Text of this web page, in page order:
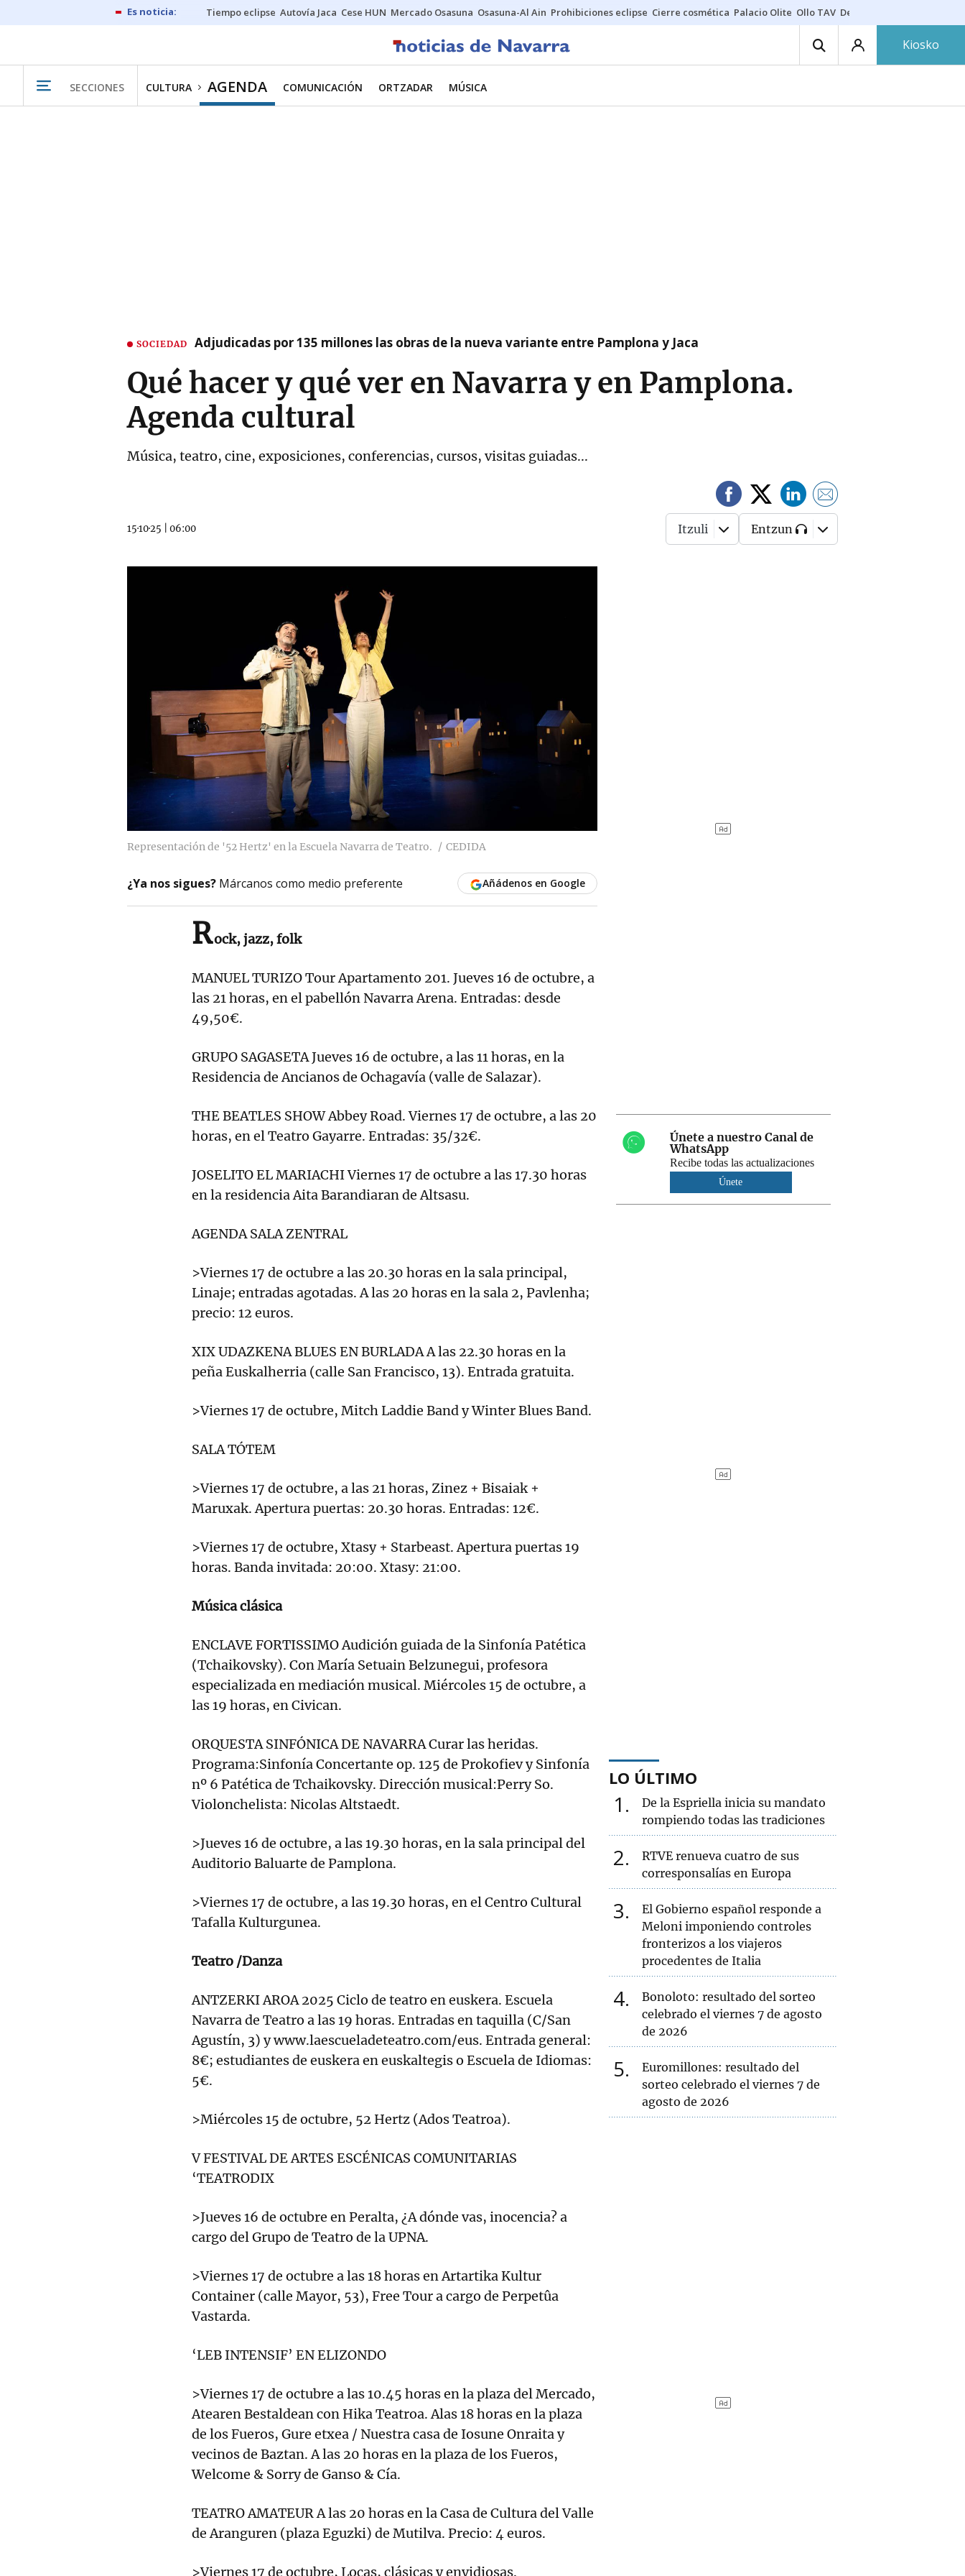
Tiempo eclipse Autovía Jaca Cese HUN Mercado Osasuna Osasuna-Al Ain Prohibiciones eclipse Cierre cosmética Palacio Olite Ollo TAV Derrama vecinos
Kiosko
SECCIONES CULTURA AGENDA COMUNICACIÓN ORTZADAR MÚSICA
SOCIEDAD Adjudicadas por 135 millones las obras de la nueva variante entre Pamplona y Jaca
Qué hacer y qué ver en Navarra y en Pamplona.
Agenda cultural
Música, teatro, cine, exposiciones, conferencias, cursos, visitas guiadas...
15·10·25 06:00 Itzuli Entzun
Representación de '52 Hertz' en la Escuela Navarra de Teatro. CEDIDA
¿Ya nos sigues? Márcanos como medio preferente Añádenos en Google
Rock, jazz, folk
MANUEL TURIZO Tour Apartamento 201. Jueves 16 de octubre, a
las 21 horas, en el pabellón Navarra Arena. Entradas: desde
49,50€.
GRUPO SAGASETA Jueves 16 de octubre, a las 11 horas, en la
Residencia de Ancianos de Ochagavía (valle de Salazar).
THE BEATLES SHOW Abbey Road. Viernes 17 de octubre, a las 20
horas, en el Teatro Gayarre. Entradas: 35/32€.
JOSELITO EL MARIACHI Viernes 17 de octubre a las 17.30 horas
en la residencia Aita Barandiaran de Altsasu.
AGENDA SALA ZENTRAL
>Viernes 17 de octubre a las 20.30 horas en la sala principal,
Linaje; entradas agotadas. A las 20 horas en la sala 2, Pavlenha;
precio: 12 euros.
XIX UDAZKENA BLUES EN BURLADA A las 22.30 horas en la
peña Euskalherria (calle San Francisco, 13). Entrada gratuita.
>Viernes 17 de octubre, Mitch Laddie Band y Winter Blues Band.
SALA TÓTEM
>Viernes 17 de octubre, a las 21 horas, Zinez + Bisaiak +
Maruxak. Apertura puertas: 20.30 horas. Entradas: 12€.
>Viernes 17 de octubre, Xtasy + Starbeast. Apertura puertas 19
horas. Banda invitada: 20:00. Xtasy: 21:00.
Música clásica
ENCLAVE FORTISSIMO Audición guiada de la Sinfonía Patética
(Tchaikovsky). Con María Setuain Belzunegui, profesora
especializada en mediación musical. Miércoles 15 de octubre, a
las 19 horas, en Civican.
ORQUESTA SINFÓNICA DE NAVARRA Curar las heridas.
Programa:Sinfonía Concertante op. 125 de Prokofiev y Sinfonía
nº 6 Patética de Tchaikovsky. Dirección musical:Perry So.
Violonchelista: Nicolas Altstaedt.
>Jueves 16 de octubre, a las 19.30 horas, en la sala principal del
Auditorio Baluarte de Pamplona.
>Viernes 17 de octubre, a las 19.30 horas, en el Centro Cultural
Tafalla Kulturgunea.
Teatro /Danza
ANTZERKI AROA 2025 Ciclo de teatro en euskera. Escuela
Navarra de Teatro a las 19 horas. Entradas en taquilla (C/San
Agustín, 3) y www.laescueladeteatro.com/eus. Entrada general:
8€; estudiantes de euskera en euskaltegis o Escuela de Idiomas:
5€.
>Miércoles 15 de octubre, 52 Hertz (Ados Teatroa).
V FESTIVAL DE ARTES ESCÉNICAS COMUNITARIAS
‘TEATRODIX
>Jueves 16 de octubre en Peralta, ¿A dónde vas, inocencia? a
cargo del Grupo de Teatro de la UPNA.
>Viernes 17 de octubre a las 18 horas en Artartika Kultur
Container (calle Mayor, 53), Free Tour a cargo de Perpetûa
Vastarda.
‘LEB INTENSIF’ EN ELIZONDO
>Viernes 17 de octubre a las 10.45 horas en la plaza del Mercado,
Atearen Bestaldean con Hika Teatroa. Alas 18 horas en la plaza
de los Fueros, Gure etxea / Nuestra casa de Iosune Onraita y
vecinos de Baztan. A las 20 horas en la plaza de los Fueros,
Welcome & Sorry de Ganso & Cía.
TEATRO AMATEUR A las 20 horas en la Casa de Cultura del Valle
de Aranguren (plaza Eguzki) de Mutilva. Precio: 4 euros.
>Viernes 17 de octubre, Locas, clásicas y envidiosas.
Únete a nuestro Canal de
WhatsApp
Recibe todas las actualizaciones
Únete
LO ÚLTIMO
1
De la Espriella inicia su mandato
rompiendo todas las tradiciones
2
RTVE renueva cuatro de sus
corresponsalías en Europa
3
El Gobierno español responde a
Meloni imponiendo controles
fronterizos a los viajeros
procedentes de Italia
4
Bonoloto: resultado del sorteo
celebrado el viernes 7 de agosto
de 2026
5
Euromillones: resultado del
sorteo celebrado el viernes 7 de
agosto de 2026